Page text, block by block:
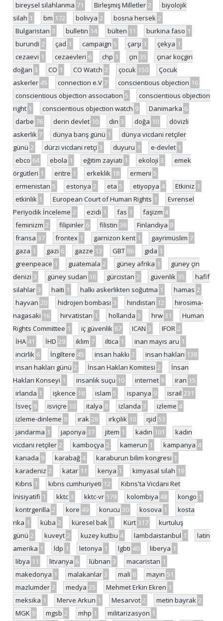
bireysel silahlanma 71 Birleşmiş Milletler 2
biyolojik
silah 1 bm 172 bolivya 2 bosna hersek 2
Bulgaristan 3 bulletin 14 bülten 11 burkina faso 1
burundi 2 çad 1 campaign 5 çarşı 1 çekya 1
cezaevi 1 cezaevleri 6 chp 1 çin 35
çınar koçgiri
doğan 3 CO 1 CO Watch 2 çocuk 150
Çocuk
askerler 45 connection e.V 7 conscientious objection 16
conscientious objection association 5
conscientious objection
right 1 conscientious objection watch 9 Danimarka 6
darbe 76 derin devlet 10 din 3 doğa 10
dövizli
askerlik 7 dünya barış günü 1
dünya vicdani retçiler
günü 2 dürzi vicdani retçi 3 duyuru 1 e-devlet 1
ebco 64 ebola 1 eğitim zayiatı 1 ekoloji 3
emek
örgütleri 1 eritre 1 erkeklik 18 ermeni 5
ermenistan 5 estonya 2 eta 5 etiyopya 4 Etkiniz 1
etkinlik 1 European Court of Human Rights 1
Evrensel
Periyodik İnceleme 2 ezidi 1 fas 1 faşizm 4
feminizm 2 filipinler 6 filistin 36 Finlandiya 9
fransa 37 frontex 1 garnizon kent 1 gayrimüslim 7
gaza 1 gazi 6 gazze 13 GBT 86 gıda 1
greenpeace 1 guatemala 2 güney afrika 1
güney çin
denizi 3 güney sudan 16 gürcistan 2 güvenlik 35
hafif
silahlar 3 haiti 1 halkı askerlikten soğutma 1 hamas 2
hayvan 20 hidrojen bombası 3 hindistan 12
hirosima-
nagasaki 16 hırvatistan 1 hollanda 5 hrw 31
Human
Rights Committee 1 iç güvenlik 67 ICAN 3 IFOR 2
İHA 41 İHD 29 iklim 7 iltica 1 inan mayıs aru 1
incirlik 6 İngiltere 45 insan hakkı 2 insan hakları 138
insan hakları günü 2 İnsan Hakları Komitesi 2
İnsan
Hakları Konseyi 1 insanlık suçu 10 internet 9 iran 15
irlanda 1 işkence 18 islam 5 ispanya 9 israil 231
İsveç 9 isviçre 10 italya 8 izlanda 3 izleme 4
izleme-dinleme 9 ırak 28 ırkçılık 10 ışid 53
jandarma 1 japonya 37 jitem 1 kadın 101
kadın
vicdani retçiler 2 kamboçya 2 kamerun 1 kampanya 4
kanada 9 karabağ 4 karaburun bilim kongresi 1
karadeniz 2 katar 11 kenya 1 kimyasal silah 19
Kıbrıs 1 kıbrıs cumhuriyeti 12
Kıbrıs'ta Vicdani Ret
İnisiyatifi 1 kktc 3 kktc-vr 179 kolombiya 48 kongo 1
kontrgerilla 2 kore 49 korucu 30 kosova 1
kosta
rika 1 küba 2 küresel bak 1 Kürt 317
kurtuluş
günü 2 kuveyt 2 kuzey kutbu 4 lambdaistanbul 1
latin
amerika 1 ldp 1 letonya 1 lgbti 40 liberya 1
libya 11 litvanya 6 lübnan 3 macaristan 1
makedonya 1 malakanlar 3 mali 8 mayın 51
mazlumder 2 medya 25 Mehmet Erkin Ekren 1
meksika 1 Merve Arkun 1 Mesarvot 2 metin bayrak 2
MGK 9 mgsb 2 mhp 1 militarizasyon 1